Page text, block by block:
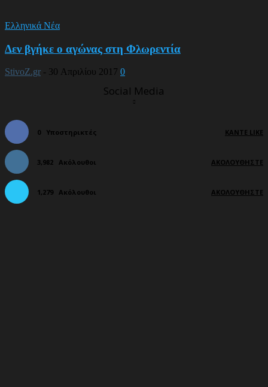
Ελληνικά Νέα
Δεν βγήκε ο αγώνας στη Φλωρεντία
StivoZ.gr - 30 Απριλίου 2017 0
Social Media
0 Υποστηρικτές ΚΆΝΤΕ LIKE
3,982 Ακόλουθοι ΑΚΟΛΟΥΘΉΣΤΕ
1,279 Ακόλουθοι ΑΚΟΛΟΥΘΉΣΤΕ